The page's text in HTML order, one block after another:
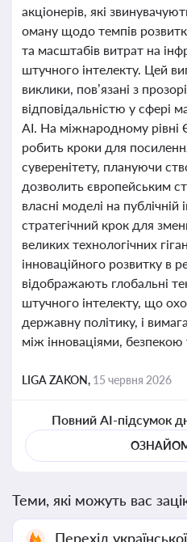
акціонерів, які
оману щодо темпів
та масштабів витрат на
штучного інтелекту. Цей
виклики, пов’язані з
відповідальністю у сфері
AI. На міжнародному
робить кроки для
суверенітету, плануючи
дозволить європейським
власні моделі на публічній
стратегічний крок для
великих технологічних
інноваційного розвитку в
відображають глобальні
штучного інтелекту, що
державну політику, і
між інноваціями,
LIGA ZAKON, 15 червня 2026
Повний AI-підсумок
Теми, які можуть вас
Перехід